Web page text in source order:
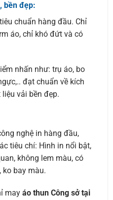
bền đẹp:
chuẩn hàng đầu. Chỉ
áo, chỉ khó đứt và có
nhấn như: trụ áo, bo
đạt chuẩn về kích
vải bền đẹp.
nghệ in hàng đầu,
tiêu chí: Hình in nổi bật,
không lem màu, có
ko bay màu.
may áo thun Công sở tại